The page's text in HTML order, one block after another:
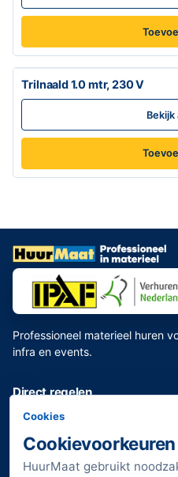
Trilnaald 1.0 mtr, 230 V
Bekijk
Professioneel materieel huren
infra en events.
Direct regelen
Assortiment bekijken
Bouwmaterieel huren
Cookies
Cookievoorkeuren
HuurMaat gebruikt